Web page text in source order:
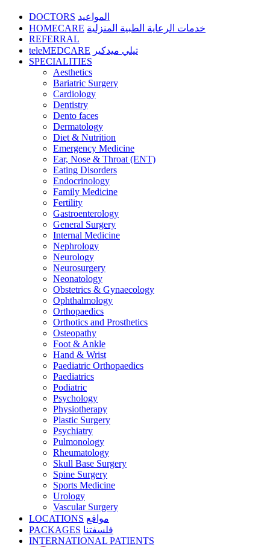
DOCTORS المواعيد
HOMECARE خدمات الرعاية الطبية المنزلية
REFERRAL
teleMEDCARE تيلي ميدكير
SPECIALITIES
Aesthetics
Bariatric Surgery
Cardiology
Dentistry
Dento faces
Dermatology
Diet & Nutrition
Emergency Medicine
Ear, Nose & Throat (ENT)
Eating Disorders
Endocrinology
Family Medicine
Fertility
Gastroenterology
General Surgery
Internal Medicine
Nephrology
Neurology
Neurosurgery
Neonatology
Obstetrics & Gynaecology
Ophthalmology
Orthopaedics
Orthotics and Prosthetics
Osteopathy
Foot & Ankle
Hand & Wrist
Paediatric Orthopaedics
Paediatrics
Podiatric
Psychology
Physiotherapy
Plastic Surgery
Psychiatry
Pulmonology
Rheumatology
Skull Base Surgery
Spine Surgery
Sports Medicine
Urology
Vascular Surgery
LOCATIONS مواقع
PACKAGES فلسفتنا
INTERNATIONAL PATIENTS